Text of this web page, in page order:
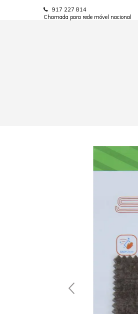
917 227 814
Chamada para rede móvel nacional